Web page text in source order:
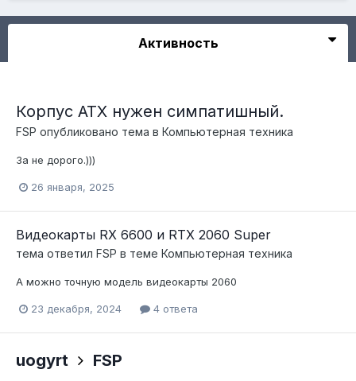
Активность
Корпус ATX нужен симпатишный.
FSP опубликовано тема в Компьютерная техника
За не дорого.)))
26 января, 2025
Видеокарты RX 6600 и RTX 2060 Super
тема ответил FSP в теме Компьютерная техника
А можно точную модель видеокарты 2060
23 декабря, 2024 4 ответа
uogyrt FSP